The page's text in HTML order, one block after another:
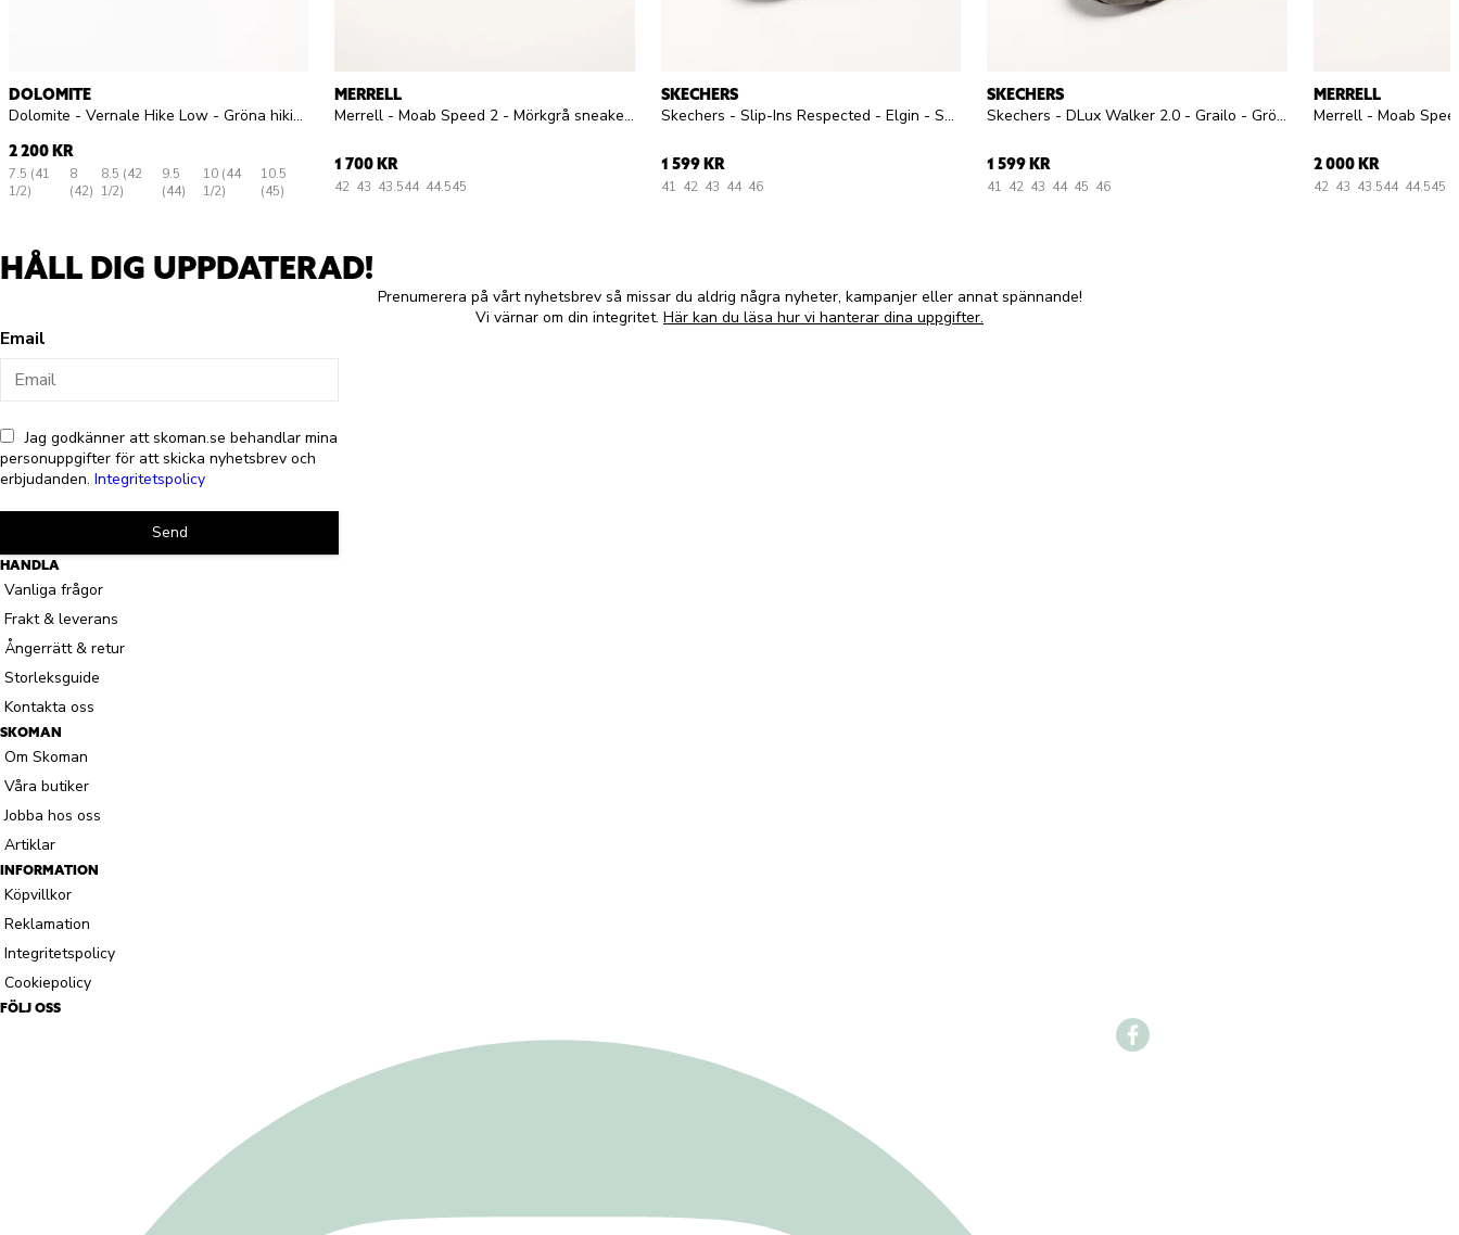
DOLOMITE
Dolomite - Vernale Hike Low - Gröna hikingskor med GoreTex
2 200 KR
7.5 (41
1/2)
8
(42)
8.5 (42
1/2)
9.5
(44)
10 (44
1/2)
10.5
(45)
MERRELL
Merrell - Moab Speed 2 - Mörkgrå sneakers i mesh
1 700 KR
42 43 43.544 44.545
SKECHERS
Skechers - Slip-Ins Respected - Elgin - Svarta slip-Ins promenadskor i skinn
1 599 KR
41 42 43 44 46
SKECHERS
Skechers - DLux Walker 2.0 - Grailo - Gröna vattentäta promenadskor
1 599 KR
41 42 43 44 45 46
MERRELL
2 000 KR
42 43 43.544 44.545
HÅLL DIG UPPDATERAD!
Prenumerera på vårt nyhetsbrev så missar du aldrig några nyheter, kampanjer eller annat spännande!
Vi värnar om din integritet. Här kan du läsa hur vi hanterar dina uppgifter.
Email
Jag godkänner att skoman.se behandlar mina
personuppgifter för att skicka nyhetsbrev och
erbjudanden. Integritetspolicy
Send
HANDLA
Vanliga frågor
Frakt & leverans
Ångerrätt & retur
Storleksguide
Kontakta oss
SKOMAN
Om Skoman
Våra butiker
Jobba hos oss
Artiklar
INFORMATION
Köpvillkor
Reklamation
Integritetspolicy
Cookiepolicy
FÖLJ OSS